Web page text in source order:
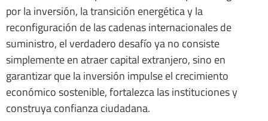
por la inversión, la transición energética y la
reconfiguración de las cadenas internacionales de
suministro, el verdadero desafío ya no consiste
simplemente en atraer capital extranjero, sino en
garantizar que la inversión impulse el crecimiento
económico sostenible, fortalezca las instituciones y
construya confianza ciudadana.